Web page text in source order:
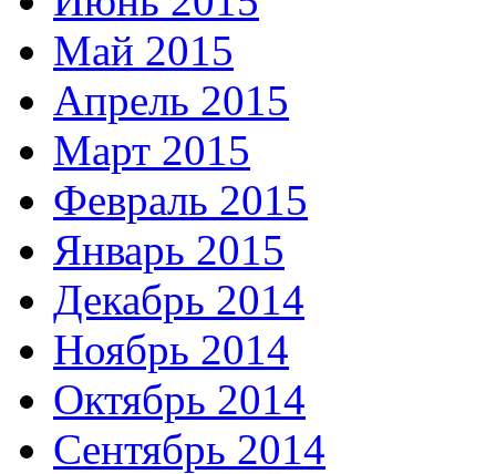
Май 2015
Апрель 2015
Март 2015
Февраль 2015
Январь 2015
Декабрь 2014
Ноябрь 2014
Октябрь 2014
Сентябрь 2014